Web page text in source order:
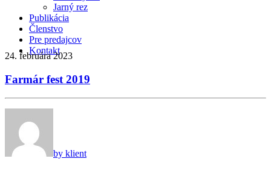
Jarný rez
Publikácia
Členstvo
Pre predajcov
Kontakt
24. februára 2023
Farmár fest 2019
by klient